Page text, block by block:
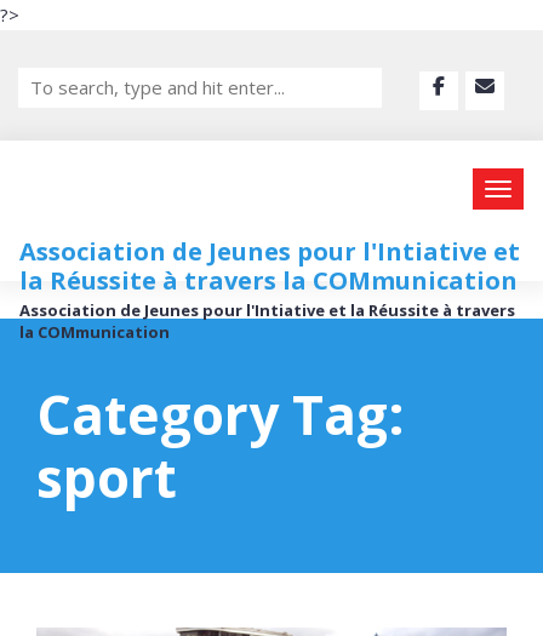
?>
Association de Jeunes pour l'Intiative et
la Réussite à travers la COMmunication
Association de Jeunes pour l'Intiative et la Réussite à travers
la COMmunication
Category Tag:
sport